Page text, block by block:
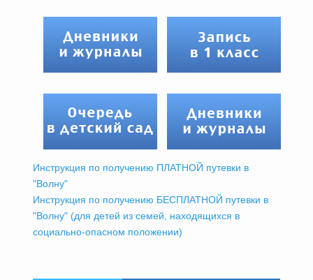
Инструкция по получению ПЛАТНОЙ путевки в
"Волну"
Инструкция по получению БЕСПЛАТНОЙ путевки в
"Волну" (для детей из семей, находящихся в
социально-опасном положении)